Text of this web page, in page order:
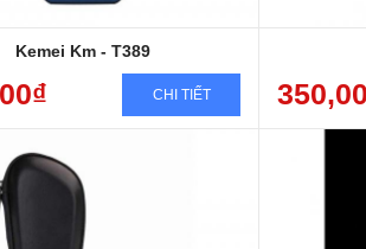
Kemei Km - T389
CHI TIẾT
Bảo
Miễn
Sang